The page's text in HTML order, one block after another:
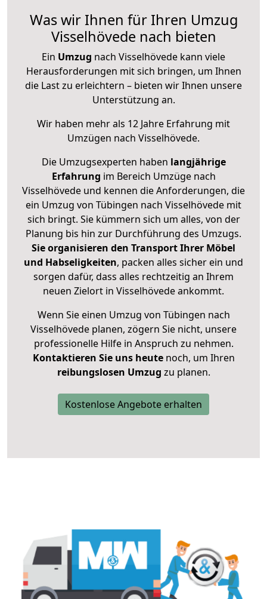
Was wir Ihnen für Ihren Umzug
Visselhövede nach bieten
Ein Umzug nach Visselhövede kann viele
Herausforderungen mit sich bringen, um Ihnen
die Last zu erleichtern – bieten wir Ihnen unsere
Unterstützung an.
Wir haben mehr als 12 Jahre Erfahrung mit
Umzügen nach Visselhövede.
Die Umzugsexperten haben langjährige
Erfahrung im Bereich Umzüge nach
Visselhövede und kennen die Anforderungen, die
ein Umzug von Tübingen nach Visselhövede mit
sich bringt. Sie kümmern sich um alles, von der
Planung bis hin zur Durchführung des Umzugs.
Sie organisieren den Transport Ihrer Möbel
und Habseligkeiten, packen alles sicher ein und
sorgen dafür, dass alles rechtzeitig an Ihrem
neuen Zielort in Visselhövede ankommt.
Wenn Sie einen Umzug von Tübingen nach
Visselhövede planen, zögern Sie nicht, unsere
professionelle Hilfe in Anspruch zu nehmen.
Kontaktieren Sie uns heutenoch, um Ihren
reibungslosen Umzug zu planen.
Kostenlose Angebote erhalten